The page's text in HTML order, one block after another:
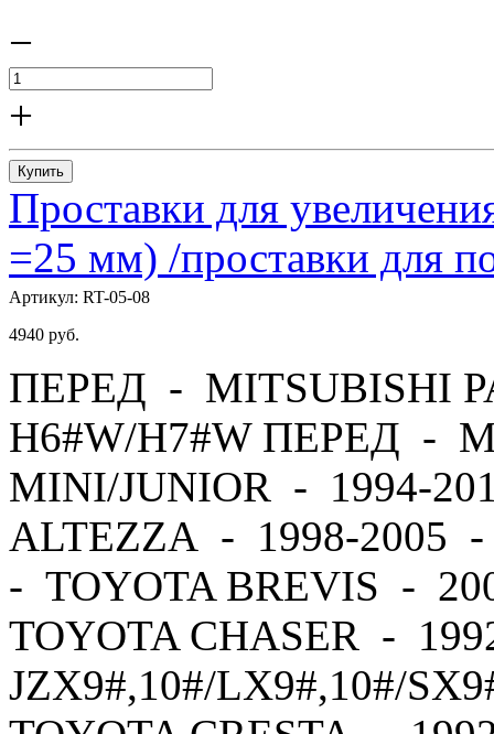
−
+
Купить
Проставки для
=25 мм) /проставки для
Артикул: RT-05-08
4940 руб.
ПЕРЕД - MITSUBISHI
H6#W/H7#W ПЕРЕД -
MINI/JUNIOR - 1994-
ALTEZZA - 1998-2005
- TOYOTA BREVIS -
TOYOTA CHASER -
JZX9#,10#/LX9#,10#/